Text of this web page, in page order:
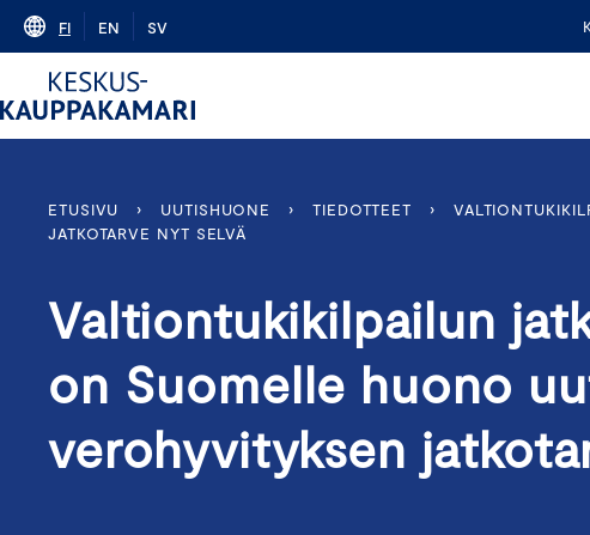
Skip
content
FI EN SV
ETUSIVU › UUTISHUONE › TIEDOTTEET ›
JATKOTARVE NYT SELVÄ
Valtiontukikilpailun
on Suomelle huono
verohyvityksen